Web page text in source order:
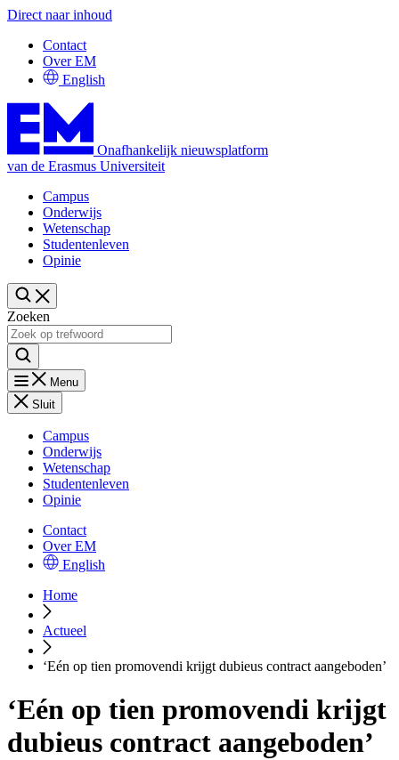
Direct naar inhoud
Contact
Over EM
English
Onafhankelijk nieuwsplatform
van de Erasmus Universiteit
Campus
Onderwijs
Wetenschap
Studentenleven
Opinie
Zoeken
Menu
Sluit
Campus
Onderwijs
Wetenschap
Studentenleven
Opinie
Contact
Over EM
English
Home
Actueel
‘Eén op tien promovendi krijgt dubieus contract aangeboden’
‘Eén op tien promovendi krijgt
dubieus contract aangeboden’